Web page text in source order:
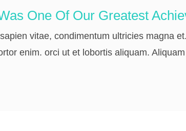
One Of Our Greatest
vitae, condimentum ultricies magna
enim. orci ut et lobortis aliquam.